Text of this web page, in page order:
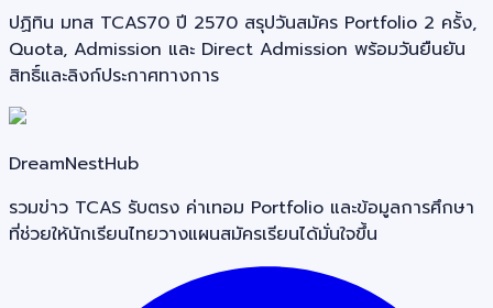
ปฏิทิน มทส TCAS70 ปี 2570 สรุปวันสมัคร Portfolio 2 ครั้ง,
Quota, Admission และ Direct Admission พร้อมวันยืนยัน
สิทธิ์และลิงก์ประกาศทางการ
DreamNestHub
รวมข่าว TCAS รับตรง ค่าเทอม Portfolio และข้อมูลการศึกษา
ที่ช่วยให้นักเรียนไทยวางแผนสมัครเรียนได้มั่นใจขึ้น